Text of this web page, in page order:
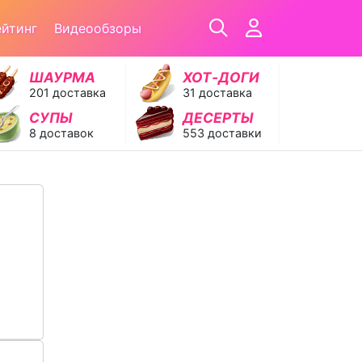
Видеообзоры
ШАУРМА
201 доставка
ХОТ‑ДОГИ
31 доставка
СУПЫ
8 доставок
ДЕСЕРТЫ
553 доставки